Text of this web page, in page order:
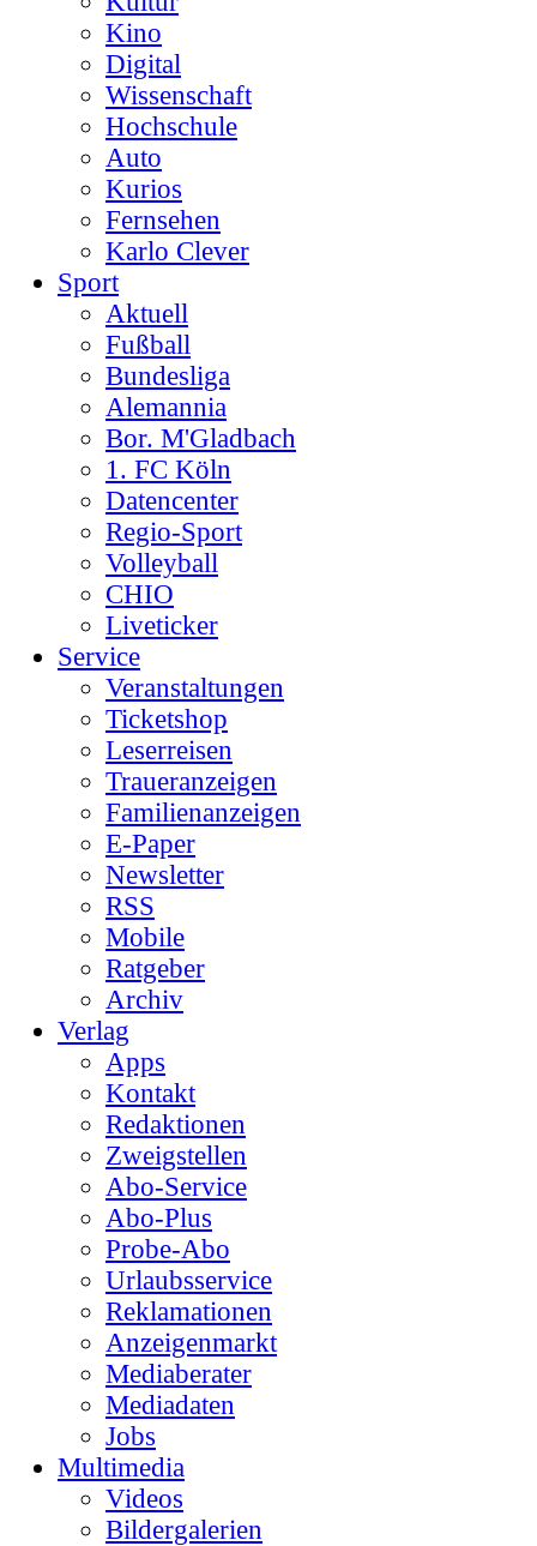
Kino
Digital
Wissenschaft
Hochschule
Auto
Kurios
Fernsehen
Karlo Clever
Sport
Aktuell
Fußball
Bundesliga
Alemannia
Bor. M'Gladbach
1. FC Köln
Datencenter
Regio-Sport
Volleyball
CHIO
Liveticker
Service
Veranstaltungen
Ticketshop
Leserreisen
Traueranzeigen
Familienanzeigen
E-Paper
Newsletter
RSS
Mobile
Ratgeber
Archiv
Verlag
Apps
Kontakt
Redaktionen
Zweigstellen
Abo-Service
Abo-Plus
Probe-Abo
Urlaubsservice
Reklamationen
Anzeigenmarkt
Mediaberater
Mediadaten
Jobs
Multimedia
Videos
Bildergalerien